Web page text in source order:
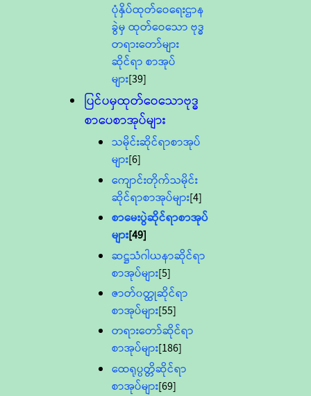
ပုံနှိပ်ထုတ်ဝေရေးဌာန
ခွဲမှ ထုတ်ဝေသော ဗုဒ္ဓ
တရားတော်များ
ဆိုင်ရာ စာအုပ်
များ[39]
ပြင်ပမှထုတ်ဝေသောဗုဒ္ဓ
စာပေစာအုပ်များ
သမိုင်းဆိုင်ရာစာအုပ်
များ[6]
ကျောင်းတိုက်သမိုင်း
ဆိုင်ရာစာအုပ်များ[4]
စာမေးပွဲဆိုင်ရာစာအုပ်
များ[49]
ဆဋ္ဌသံဂါယနာဆိုင်ရာ
စာအုပ်များ[5]
ဇာတ်၀တ္ထုဆိုင်ရာ
စာအုပ်များ[55]
တရားတော်ဆိုင်ရာ
စာအုပ်များ[186]
ထေရုပ္ပတ္တိဆိုင်ရာ
စာအုပ်များ[69]